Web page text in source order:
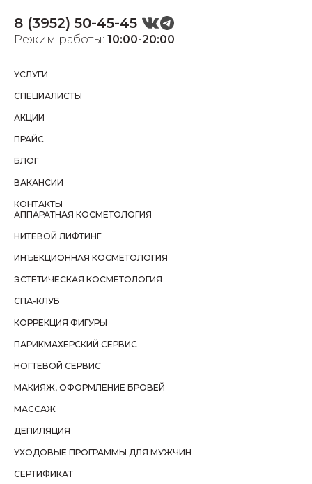
Режим работы: 10:00-20:00
8 (3952) 50-45-45
УСЛУГИ
СПЕЦИАЛИСТЫ
АКЦИИ
ПРАЙС
БЛОГ
ВАКАНСИИ
КОНТАКТЫ
АППАРАТНАЯ КОСМЕТОЛОГИЯ
НИТЕВОЙ ЛИФТИНГ
ИНЪЕКЦИОННАЯ КОСМЕТОЛОГИЯ
ЭСТЕТИЧЕСКАЯ КОСМЕТОЛОГИЯ
СПА-КЛУБ
КОРРЕКЦИЯ ФИГУРЫ
ПАРИКМАХЕРСКИЙ СЕРВИС
НОГТЕВОЙ СЕРВИС
МАКИЯЖ, ОФОРМЛЕНИЕ БРОВЕЙ
МАССАЖ
ДЕПИЛЯЦИЯ
УХОДОВЫЕ ПРОГРАММЫ ДЛЯ МУЖЧИН
СЕРТИФИКАТ